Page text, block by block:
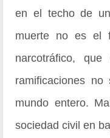
en el techo de
muerte no es el
narcotráfico,
ramificaciones
mundo entero.
sociedad civil en